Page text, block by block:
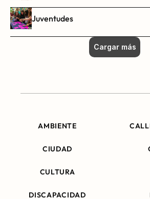
Juventudes
Cargar más
AMBIENTE
CIUDAD
CULTURA
DISCAPACIDAD